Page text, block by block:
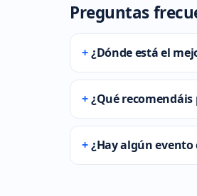
Preguntas
¿Dónde está el
¿Qué
¿Hay algún evento